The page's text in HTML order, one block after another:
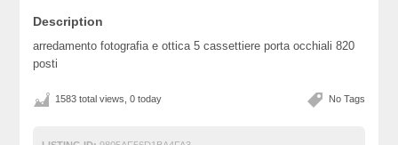
Description
arredamento fotografia e ottica 5 cassettiere porta occhiali 820
posti
No Tags
1583 total views, 0 today